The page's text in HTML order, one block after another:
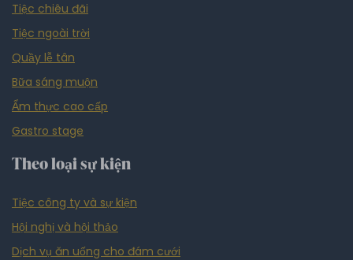
Tiệc chiêu đãi
Tiệc ngoài trời
Quầy lễ tân
Bữa sáng muộn
Ẩm thực cao cấp
Gastro stage
Theo loại sự kiện
Tiệc công ty và sự kiện
Hội nghị và hội thảo
Dịch vụ ăn uống cho đám cưới